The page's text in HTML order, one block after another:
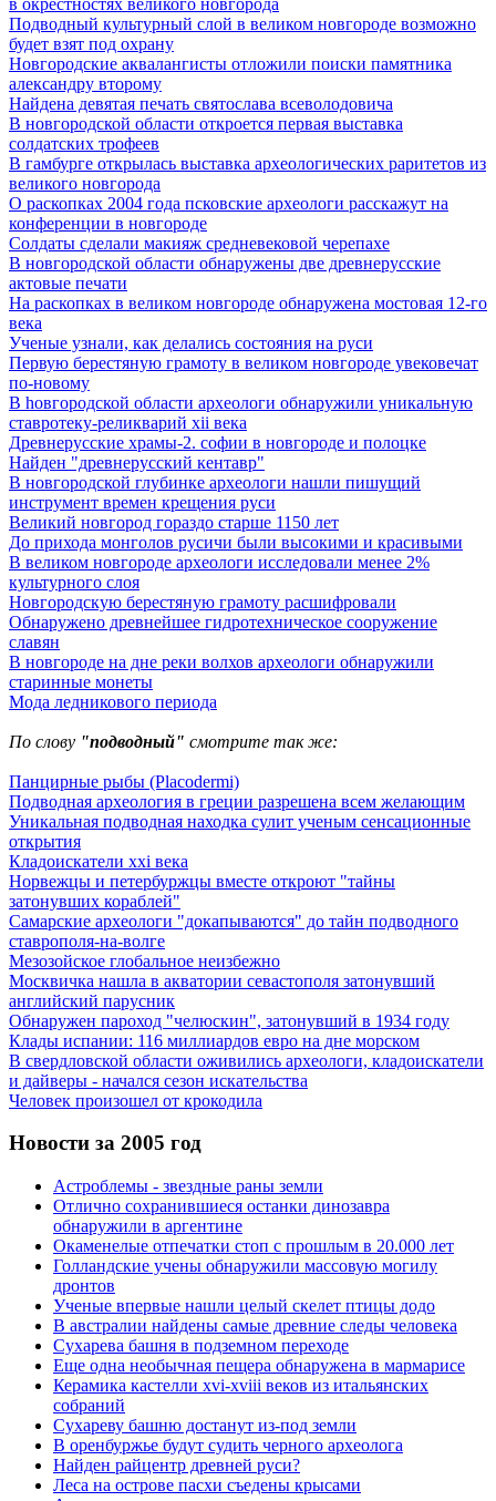
Подводный культурный слой в великом новгороде возможно
будет взят под охрану
Новгородские аквалангисты отложили поиски памятника
александру второму
Найдена девятая печать святослава всеволодовича
В новгородской области откроется первая выставка
солдатских трофеев
В гамбурге открылась выставка археологических раритетов из
великого новгорода
О раскопках 2004 года псковские археологи расскажут на
конференции в новгороде
Солдаты сделали макияж средневековой черепахе
В новгородской области обнаружены две древнерусские
актовые печати
На раскопках в великом новгороде обнаружена мостовая 12-го
века
Ученые узнали, как делались состояния на руси
Первую берестяную грамоту в великом новгороде увековечат
по-новому
В hовгородской области археологи обнаружили уникальную
ставротеку-реликварий xii века
Древнерусские храмы-2. софии в новгороде и полоцке
Найден "древнерусский кентавр"
В новгородской глубинке археологи нашли пишущий
инструмент времен крещения руси
Великий новгород гораздо старше 1150 лет
До прихода монголов русичи были высокими и красивыми
В великом новгороде археологи исследовали менее 2%
культурного слоя
Новгородскую берестяную грамоту расшифровали
Обнаружено древнейшее гидротехническое сооружение
славян
В новгороде на дне реки волхов археологи обнаружили
старинные монеты
Мода ледникового периода
По слову "подводный" смотрите так же:
Панцирные рыбы (Placodermi)
Подводная археология в греции разрешена всем желающим
Уникальная подводная находка сулит ученым сенсационные
открытия
Кладоискатели xxi века
Норвежцы и петербуржцы вместе откроют "тайны
затонувших кораблей"
Самарские археологи "докапываются" до тайн подводного
ставрополя-на-волге
Мезозойское глобальное неизбежно
Москвичка нашла в акватории севастополя затонувший
английский парусник
Обнаружен пароход "челюскин", затонувший в 1934 году
Клады испании: 116 миллиардов евро на дне морском
В свердловской области оживились археологи, кладоискатели
и дайверы - начался сезон искательства
Человек произошел от крокодила
Новости за 2005 год
Астроблемы - звездные раны земли
Отлично сохранившиеся останки динозавра
обнаружили в аргентине
Окаменелые отпечатки стоп с прошлым в 20.000 лет
Голландские учены обнаружили массовую могилу
дронтов
Ученые впервые нашли целый скелет птицы додо
В австралии найдены самые древние следы человека
Сухарева башня в подземном переходе
Еще одна необычная пещера обнаружена в мармарисе
Керамика кастелли xvi-xviii веков из итальянских
собраний
Сухареву башню достанут из-под земли
В оренбуржье будут судить черного археолога
Найден райцентр древней руси?
Леса на острове пасхи съедены крысами